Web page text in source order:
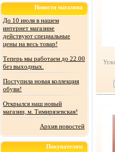
Новости магазина
До 10 июля в нашем
интернет магазине
действуют специальные
цены на весь товар!
Теперь мы работаем до 22.00
без выходных.
Поступила новая коллекция
обуви!
Открылся наш новый
магазин, м. Тимирязевская!
Архив новостей
Покупателям